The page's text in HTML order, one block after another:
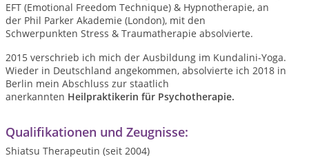
EFT (Emotional Freedom Technique) & Hypnotherapie, an
der Phil Parker Akademie (London), mit den
Schwerpunkten Stress & Traumatherapie absolvierte.
2015 verschrieb ich mich der Ausbildung im Kundalini-Yoga.
Wieder in Deutschland angekommen, absolvierte ich 2018 in
Berlin mein Abschluss zur staatlich
anerkannten Heilpraktikerin für Psychotherapie.
Qualifikationen und Zeugnisse:
Shiatsu Therapeutin (seit 2004)